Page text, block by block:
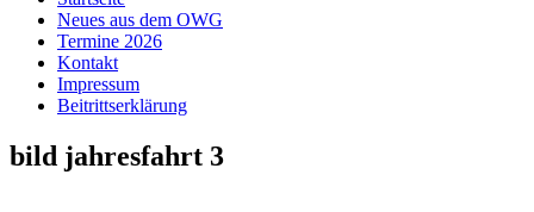
Neues aus dem OWG
Termine 2026
Kontakt
Impressum
Beitrittserklärung
bild jahresfahrt 3